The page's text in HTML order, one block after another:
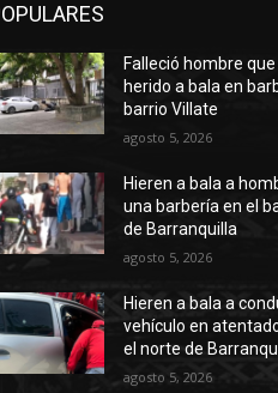
Falleció hombre
herido a bala en
barrio Villate
agosto 5, 2026
Hieren a bala a
una barbería en el
de Barranquilla
agosto 5, 2026
Hieren a bala a
vehículo en
el norte de
agosto 5, 2026